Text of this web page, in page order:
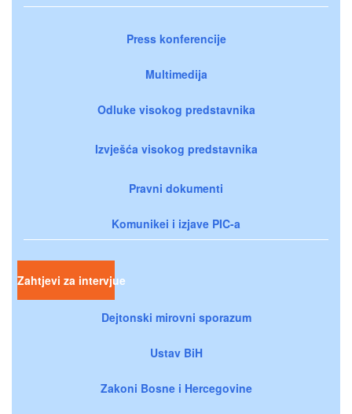
Press konferencije
Multimedija
Odluke visokog predstavnika
Izvješća visokog predstavnika
Pravni dokumenti
Komunikei i izjave PIC-a
Zahtjevi za intervjue
Dejtonski mirovni sporazum
Ustav BiH
Zakoni Bosne i Hercegovine